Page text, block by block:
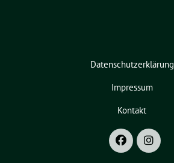
Datenschutzerklärung
Impressum
Kontakt